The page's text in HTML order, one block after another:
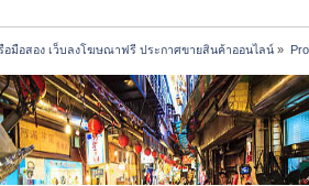
มือสอง เว็บลงโฆษณาฟรี ประกาศขายสินค้าออนไลน์ »